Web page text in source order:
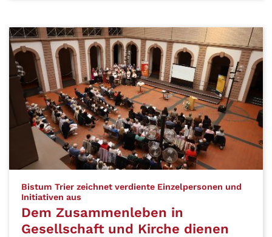
Bistum Trier zeichnet verdiente Einzelpersonen und
Initiativen aus
Dem Zusammenleben in
Gesellschaft und Kirche dienen